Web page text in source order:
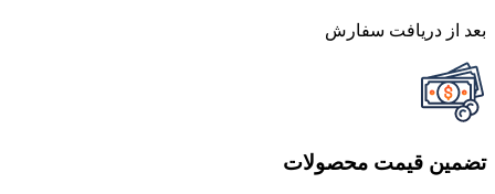
بعد از دریافت سفارش
تضمین قیمت محصولات